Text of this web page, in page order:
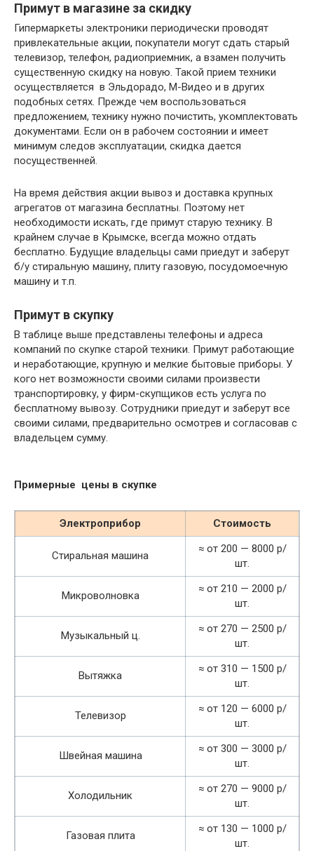
Примут в магазине за скидку
Гипермаркеты электроники периодически проводят
привлекательные акции, покупатели могут сдать старый
телевизор, телефон, радиоприемник, а взамен получить
существенную скидку на новую. Такой прием техники
осуществляется в Эльдорадо, М-Видео и в других
подобных сетях. Прежде чем воспользоваться
предложением, технику нужно почистить, укомплектовать
документами. Если он в рабочем состоянии и имеет
минимум следов эксплуатации, скидка дается
посущественней.
На время действия акции вывоз и доставка крупных
агрегатов от магазина бесплатны. Поэтому нет
необходимости искать, где примут старую технику. В
крайнем случае в Крымске, всегда можно отдать
бесплатно. Будущие владельцы сами приедут и заберут
б/у стиральную машину, плиту газовую, посудомоечную
машину и т.п.
Примут в скупку
В таблице выше представлены телефоны и адреса
компаний по скупке старой техники. Примут работающие
и неработающие, крупную и мелкие бытовые приборы. У
кого нет возможности своими силами произвести
транспортировку, у фирм-скупщиков есть услуга по
бесплатному вывозу. Сотрудники приедут и заберут все
своими силами, предварительно осмотрев и согласовав с
владельцем сумму.
Примерные цены в скупке
Электроприбор Стоимость
Стиральная машина
≈ от 200 — 8000 р/
шт.
Микроволновка
≈ от 210 — 2000 р/
шт.
Музыкальный ц.
≈ от 270 — 2500 р/
шт.
Вытяжка
≈ от 310 — 1500 р/
шт.
Телевизор
≈ от 120 — 6000 р/
шт.
Швейная машина
≈ от 300 — 3000 р/
шт.
Холодильник
≈ от 270 — 9000 р/
шт.
Газовая плита
≈ от 130 — 1000 р/
шт.